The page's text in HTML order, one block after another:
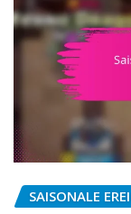
SAISONALE